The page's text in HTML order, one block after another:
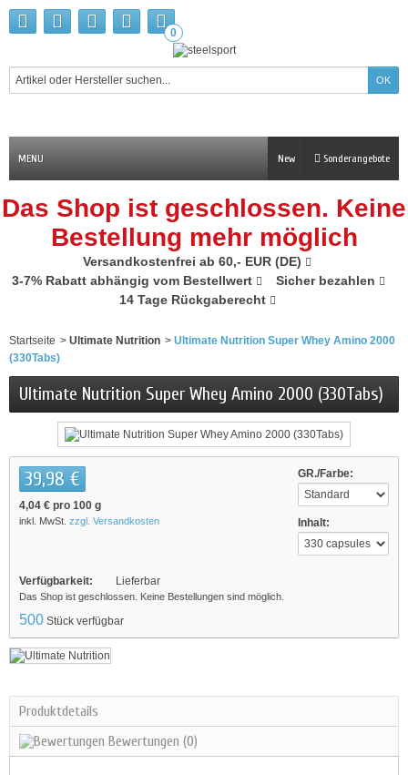
0
MENU Sonderangebote
New
Das Shop ist geschlossen. Keine
Bestellung mehr möglich
Versandkostenfrei ab 60,- EUR (DE)
3-7% Rabatt abhängig vom Bestellwert
Sicher bezahlen
14 Tage Rückgaberecht
Startseite > Ultimate Nutrition > Ultimate Nutrition Super Whey Amino 2000
(330Tabs)
Ultimate Nutrition Super Whey Amino 2000 (330Tabs)
GR./Farbe:
Inhalt:
39,98 €
4,04 € pro 100 g
inkl. MwSt. zzgl. Versandkosten
Verfügbarkeit: Lieferbar
Das Shop ist geschlossen. Keine Bestellungen sind möglich.
500 Stück verfügbar
Produktdetails
Bewertungen (0)